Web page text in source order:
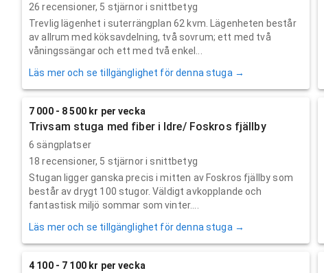
26 recensioner, 5 stjärnor i snittbetyg
Trevlig lägenhet i suterrängplan 62 kvm. Lägenheten består
av allrum med köksavdelning, två sovrum; ett med två
våningssängar och ett med två enkel...
Läs mer och se tillgänglighet för denna stuga →
7 000 - 8 500 kr per vecka
Trivsam stuga med fiber i Idre/ Foskros fjällby
6 sängplatser
18 recensioner, 5 stjärnor i snittbetyg
Stugan ligger ganska precis i mitten av Foskros fjällby som
består av drygt 100 stugor. Väldigt avkopplande och
fantastisk miljö sommar som vinter....
Läs mer och se tillgänglighet för denna stuga →
4 100 - 7 100 kr per vecka